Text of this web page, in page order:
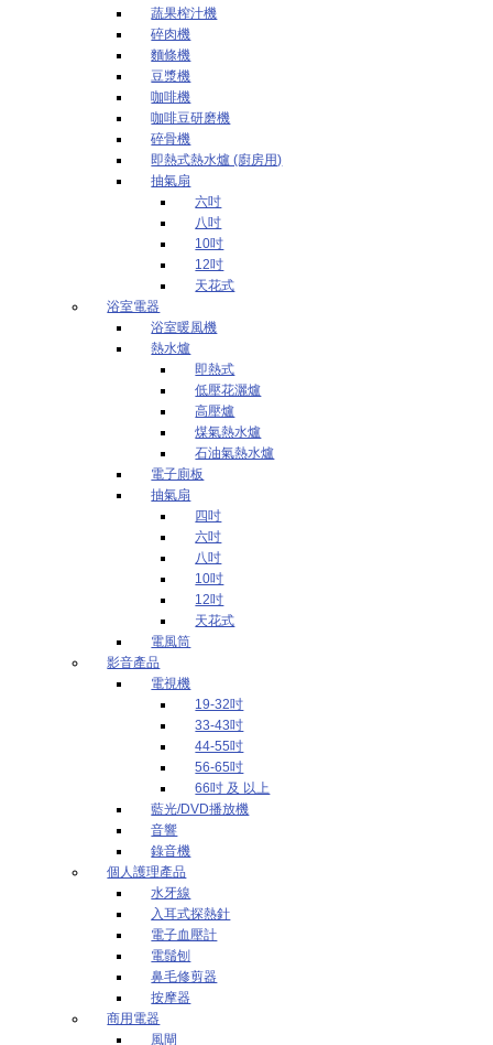
蔬果榨汁機
碎肉機
麵條機
豆漿機
咖啡機
咖啡豆研磨機
碎骨機
即熱式熱水爐 (廚房用)
抽氣扇
六吋
八吋
10吋
12吋
天花式
浴室電器
浴室暖風機
熱水爐
即熱式
低壓花灑爐
高壓爐
煤氣熱水爐
石油氣熱水爐
電子廁板
抽氣扇
四吋
六吋
八吋
10吋
12吋
天花式
電風筒
影音產品
電視機
19-32吋
33-43吋
44-55吋
56-65吋
66吋 及 以上
藍光/DVD播放機
音響
錄音機
個人護理產品
水牙線
入耳式探熱針
電子血壓計
電鬚刨
鼻毛修剪器
按摩器
商用電器
風閘